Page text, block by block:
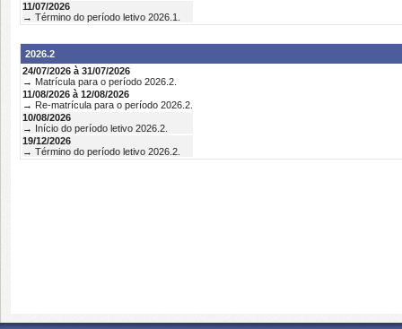
11/07/2026
→ Término do período letivo 2026.1.
2026.2
24/07/2026 à 31/07/2026
→ Matrícula para o período 2026.2.
11/08/2026 à 12/08/2026
→ Re-matrícula para o período 2026.2.
10/08/2026
→ Início do período letivo 2026.2.
19/12/2026
→ Término do período letivo 2026.2.